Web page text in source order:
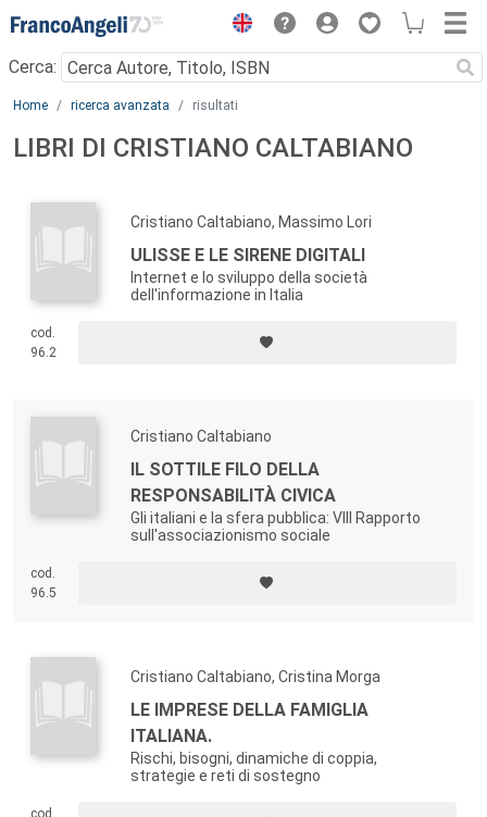
Menu
Cerca:
Main content
Home ricerca avanzata risultati
LIBRI DI CRISTIANO CALTABIANO
Cristiano Caltabiano, Massimo Lori
ULISSE E LE SIRENE DIGITALI
Internet e lo sviluppo della società
dell'informazione in Italia
cod.
96.2
Cristiano Caltabiano
IL SOTTILE FILO DELLA
RESPONSABILITÀ CIVICA
Gli italiani e la sfera pubblica: VIII Rapporto
sull'associazionismo sociale
cod.
96.5
Cristiano Caltabiano, Cristina Morga
LE IMPRESE DELLA FAMIGLIA
ITALIANA.
Rischi, bisogni, dinamiche di coppia,
strategie e reti di sostegno
cod.